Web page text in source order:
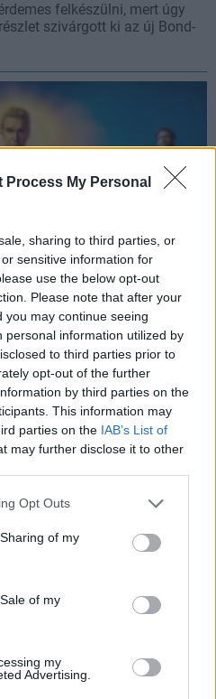
Process My Personal
sharing to third parties, or
sensitive information for
use the below opt-out
Please note that after your
may continue seeing
personal information utilized by
to third parties prior to
opt-out of the further
by third parties on the
This information may
parties on the IAB’s List of
may further disclose it to other
app uses one or more Google
behaviour. You may click to
and its third-party tags to
purposes in below Google
Opt Outs
of my
of my
my
Advertising.
felkészülni, mert úgy
szivárgott ki az új Bond-
utolsó évada
Boys 5. évadának első
folytasd az olvasást!
új évadát